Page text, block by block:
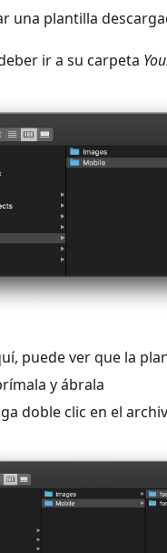
una plantilla
ir a su carpeta
puede ver que la
y ábrala
doble clic en el